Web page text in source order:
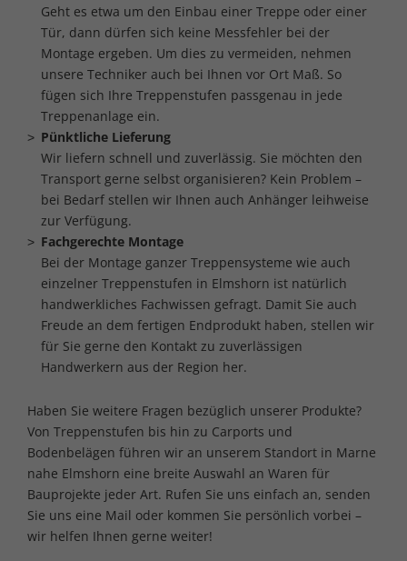
Geht es etwa um den Einbau einer Treppe oder einer
Tür, dann dürfen sich keine Messfehler bei der
Montage ergeben. Um dies zu vermeiden, nehmen
unsere Techniker auch bei Ihnen vor Ort Maß. So
fügen sich Ihre Treppenstufen passgenau in jede
Treppenanlage ein.
Pünktliche Lieferung
Wir liefern schnell und zuverlässig. Sie möchten den
Transport gerne selbst organisieren? Kein Problem –
bei Bedarf stellen wir Ihnen auch Anhänger leihweise
zur Verfügung.
Fachgerechte Montage
Bei der Montage ganzer Treppensysteme wie auch
einzelner Treppenstufen in Elmshorn ist natürlich
handwerkliches Fachwissen gefragt. Damit Sie auch
Freude an dem fertigen Endprodukt haben, stellen wir
für Sie gerne den Kontakt zu zuverlässigen
Handwerkern aus der Region her.
Haben Sie weitere Fragen bezüglich unserer Produkte?
Von Treppenstufen bis hin zu Carports und
Bodenbelägen führen wir an unserem Standort in Marne
nahe Elmshorn eine breite Auswahl an Waren für
Bauprojekte jeder Art. Rufen Sie uns einfach an, senden
Sie uns eine Mail oder kommen Sie persönlich vorbei –
wir helfen Ihnen gerne weiter!